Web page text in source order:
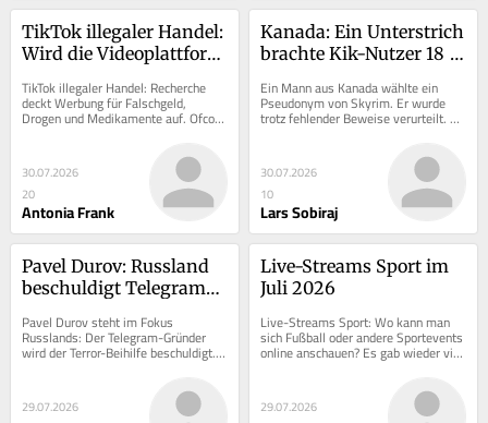
TikTok illegaler Handel:
Wird die Videoplattform
TikTok illegaler Handel: Recherche
deckt Werbung für Falschgeld,
Drogen und Medikamente auf. Ofcom
untersucht den Jugendschutz der
30.07.2026
20
Antonia Frank
Kanada: Ein Unterstrich
brachte Kik-Nutzer 18
Ein Mann aus Kanada wählte ein
Pseudonym von Skyrim. Er wurde
trotz fehlender Beweise verurteilt.
30.07.2026
10
Lars Sobiraj
Pavel Durov: Russland
beschuldigt Telegram-
Beihilfe
Pavel Durov steht im Fokus
Russlands: Der Telegram-Gründer
wird der Terror-Beihilfe beschuldigt.
29.07.2026
Live-Streams Sport im
Juli 2026
Live-Streams Sport: Wo kann man
sich Fußball oder andere Sportevents
online anschauen? Es gab wieder viel
Bewegung, einige sind nun offline.
29.07.2026